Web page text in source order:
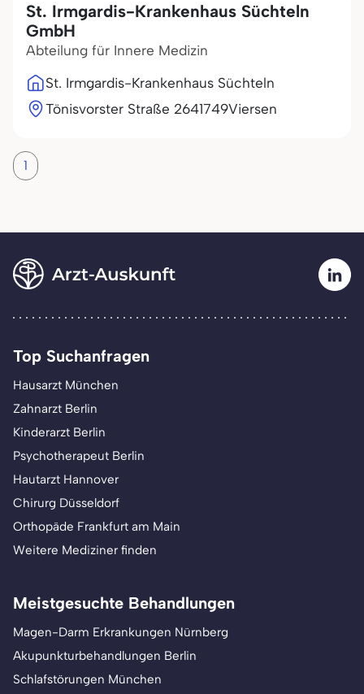
St. Irmgardis-Krankenhaus Süchteln
GmbH
Abteilung für Innere Medizin
St. Irmgardis-Krankenhaus Süchteln
Tönisvorster Straße 2641749Viersen
1
Top Suchanfragen
Hausarzt München
Zahnarzt Berlin
Kinderarzt Berlin
Psychotherapeut Berlin
Hautarzt Hannover
Chirurg Düsseldorf
Orthopäde Frankfurt am Main
Weitere Mediziner finden
Meistgesuchte Behandlungen
Magen-Darm Erkrankungen Nürnberg
Akupunkturbehandlungen Berlin
Schlafstörungen München